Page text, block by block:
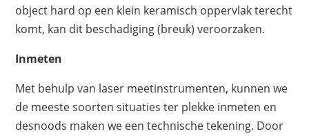
object hard op een klein keramisch oppervlak terecht
komt, kan dit beschadiging (breuk) veroorzaken.
Inmeten
Met behulp van laser meetinstrumenten, kunnen we
de meeste soorten situaties ter plekke inmeten en
desnoods maken we een technische tekening. Door